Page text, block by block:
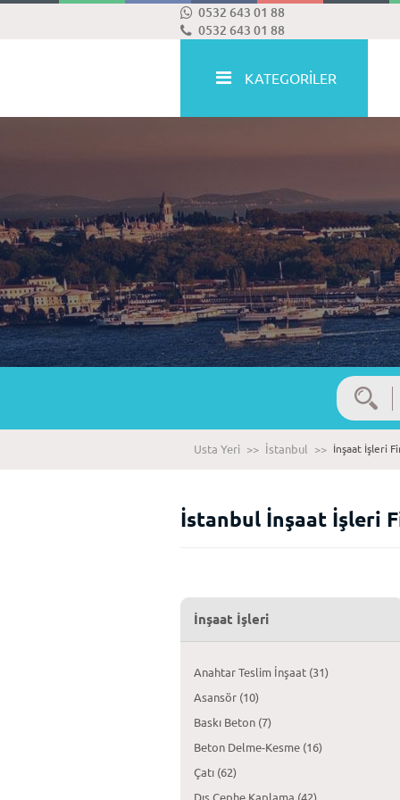
0532 643 01 88
0532 643 01 88
KATEGORİLER
Usta Yeri >> İstanbul >> İnşaat İşleri
İstanbul İnşaat İşleri
İnşaat İşleri
Anahtar Teslim İnşaat (31)
Asansör (10)
Baskı Beton (7)
Beton Delme-Kesme (16)
Çatı (62)
Dış Cephe Kaplama (42)